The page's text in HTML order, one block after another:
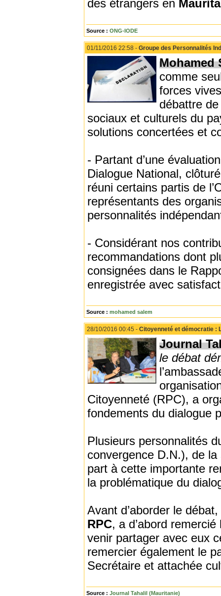
des étrangers en
Source : ONG-IODE
01/11/2016 22:58 - Groupe des Personnalités
Mohamed
comme
forces
débattre
sociaux et culturels du
solutions concertées et
- Partant d’une
Dialogue National,
réuni certains partis de
représentants des
personnalités
- Considérant nos
recommandations dont
consignées dans le
enregistrée avec
Source : mohamed salem
28/10/2016 00:45 - Citoyenneté et démocratie :
Journal
le débat
Citoyenneté (RPC), a
fondements du dialogue
Plusieurs personnalités
convergence D.N.), de
part à cette importante
la problématique du
Avant d’aborder le
RPC, a d’abord
venir partager avec eux
remercier également le
Secrétaire et attachée
Source : Journal Tahalil (Mauritanie)